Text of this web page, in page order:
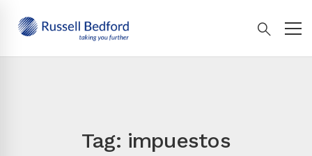
Tag: impuestos